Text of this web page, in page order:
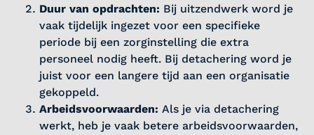
Duur van opdrachten: Bij uitzendwerk word je
vaak tijdelijk ingezet voor een specifieke
periode bij een zorginstelling die extra
personeel nodig heeft. Bij detachering word je
juist voor een langere tijd aan een organisatie
gekoppeld.
Arbeidsvoorwaarden: Als je via detachering
werkt, heb je vaak betere arbeidsvoorwaarden,